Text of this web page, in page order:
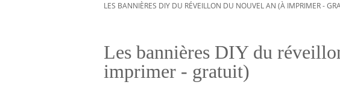
LES BANNIÈRES DIY DU RÉVEILLON DU NOUVEL AN (À IMPRIMER -
Les bannières DIY du
imprimer - gratuit)